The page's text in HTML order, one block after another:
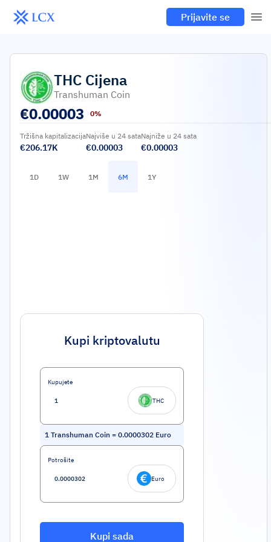
Prijavite se
THC Cijena
Transhuman Coin
€0.00003 0%
Tržišna kapitalizacija
€206.17K
Najviše u 24 sata
€0.00003
Najniže u 24 sata
€0.00003
1D 1W 1M 6M 1Y
Kupi kriptovalutu
Kupujete
THC
1 Transhuman Coin = 0.0000302 Euro
Potrošite
Euro
Kupi sada